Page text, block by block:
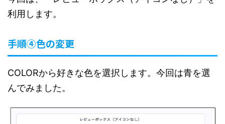
利用します。
手順④色の変更
COLORから好きな色を選択します。今回は青を選
んでみました。